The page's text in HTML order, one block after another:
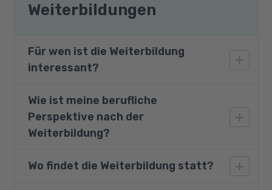
Weiterbildungen
Für wen ist die Weiterbildung
interessant?
Der Kurs ist geeignet für Marketingfachleute,
Architekten, Grafiker und Designer für Print
und Web, Werbeagenturen, Druckereien,
eigenen Studios, Werbeabteilungen größerer
Wie ist meine berufliche
Perspektive nach der
Weiterbildung?
Mit den vermittelten Kenntnissen aus diesem
Wo findet die Weiterbildung statt?